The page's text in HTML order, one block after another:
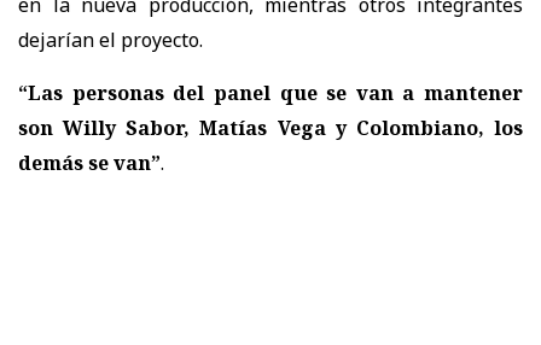
en la nueva producción, mientras otros integrantes
dejarían el proyecto.
“Las personas del panel que se van a mantener
son Willy Sabor, Matías Vega y Colombiano, los
demás se van”.